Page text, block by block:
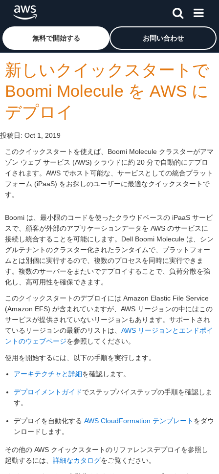
メインコンテンツに移動
アマゾン ウェブ サービスのホームページに戻るには、こ
無料で開始する お問い合わせ
新しいクイックスタートで
Boomi Molecule を AWS に
デプロイ
投稿日: Oct 1, 2019
このクイックスタートを使えば、Boomi Molecule クラスターがアマ
ゾン ウェブ サービス (AWS) クラウドに約 20 分で自動的にデプロ
イされます。AWS でホスト可能な、サービスとしての統合プラット
フォーム (iPaaS) をお探しのユーザーに最適なクイックスタートで
す。
Boomi は、最小限のコードを使ったクラウドベースの iPaaS サービ
スで、顧客が外部のアプリケーションデータを AWS のサービスに
接続し統合することを可能にします。Dell Boomi Molecule は、シン
グルテナントのクラスター化されたランタイムで、プラットフォー
ムとは別個に実行するので、複数のプロセスを同時に実行できま
す。複数のサーバーをまたいでデプロイすることで、負荷分散を強
化し、高可用性を確保できます。
このクイックスタートのデプロイには Amazon Elastic File Service
(Amazon EFS) が含まれていますが、AWS リージョンの中にはこの
サービスが提供されていないリージョンもあります。サポートされ
ているリージョンの最新のリストは、 AWS リージョンとエンドポイ
ントのウェブページを参照してください。
使用を開始するには、以下の手順を実行します。
アーキテクチャと詳細を確認します。
デプロイメントガイドでステップバイステップの手順を確認しま
す。
デプロイを自動化する AWS CloudFormation テンプレート をダウ
ンロードします。
その他の AWS クイックスタートのリファレンスデプロイを参照し
起動するには、 詳細なカタログをご覧ください。